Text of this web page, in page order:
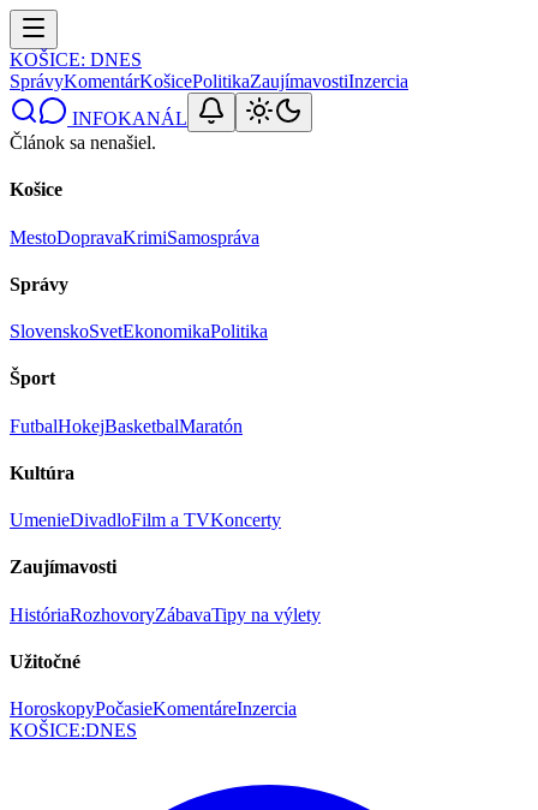
KOŠICE: DNES
SprávyKomentárKošicePolitikaZaujímavostiInzercia
INFOKANÁL
Článok sa nenašiel.
Košice
MestoDopravaKrimiSamospráva
Správy
SlovenskoSvetEkonomikaPolitika
Šport
FutbalHokejBasketbalMaratón
Kultúra
UmenieDivadloFilm a TVKoncerty
Zaujímavosti
HistóriaRozhovoryZábavaTipy na výlety
Užitočné
HoroskopyPočasieKomentáreInzercia
KOŠICE:DNES